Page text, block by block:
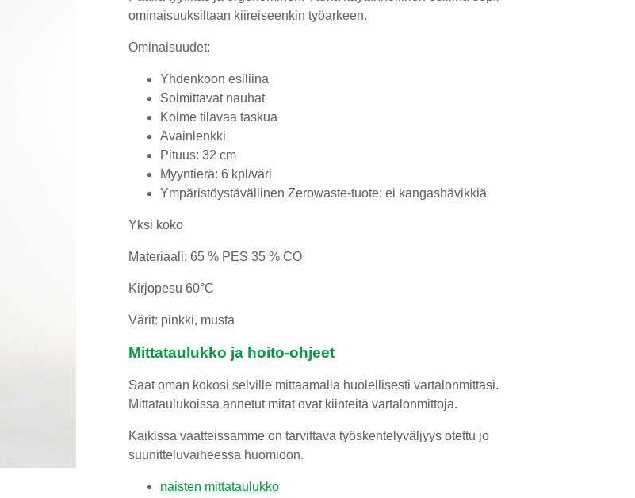
ominaisuuksiltaan kiireiseenkin työarkeen.
Ominaisuudet:
Yhdenkoon esiliina
Solmittavat nauhat
Kolme tilavaa taskua
Avainlenkki
Pituus: 32 cm
Myyntierä: 6 kpl/väri
Ympäristöystävällinen Zerowaste-tuote: ei kangashävikkiä
Yksi koko
Materiaali: 65 % PES 35 % CO
Kirjopesu 60°C
Värit: pinkki, musta
Mittataulukko ja hoito-ohjeet
Saat oman kokosi selville mittaamalla huolellisesti vartalonmittasi.
Mittataulukoissa annetut mitat ovat kiinteitä vartalonmittoja.
Kaikissa vaatteissamme on tarvittava työskentelyväljyys otettu jo
suunitteluvaiheessa huomioon.
naisten mittataulukko